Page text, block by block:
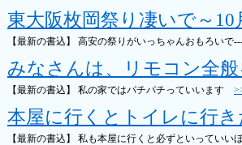
東大阪枚岡祭り凄いで～
【最新の書込】 高安の祭りがいっちゃんおもろい
みなさんは、リモコン全
【最新の書込】 私の家ではパチパチっていいます
本屋に行くとトイレに行
【最新の書込】 私も本屋に行くと必ずといってい